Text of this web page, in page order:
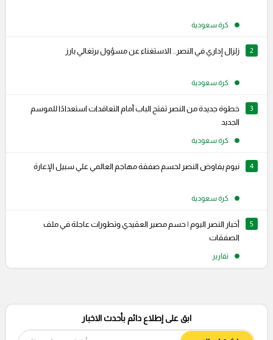
كرة سعودية
2 زلزال إداري في النصر.. الاستغناء عن مسؤول برتغالي بارز
كرة سعودية
3
خطوة جديدة من النصر تفتح الباب أمام التعاقدات استعدادًا للموسم
الجديد
كرة سعودية
4 نيوم يفاوض النصر لحسم صفقة مهاجم العالمي علي سبيل الإعارة
كرة سعودية
5
أخبار النصر اليوم | حسم مصير العقيدي وتطورات عاجلة في ملف
الصفقات
تقارير
ابق على إطلاع دائم بأحدث الاخبار